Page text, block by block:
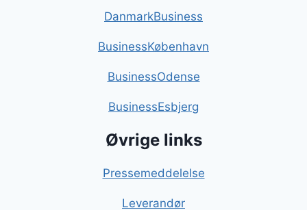
DanmarkBusiness
BusinessKøbenhavn
BusinessOdense
BusinessEsbjerg
Øvrige links
Pressemeddelelse
Leverandør